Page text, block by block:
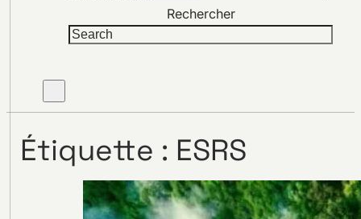
Rechercher
Étiquette : ESRS